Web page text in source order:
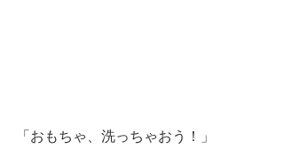
「おもちゃ、洗っちゃおう！」